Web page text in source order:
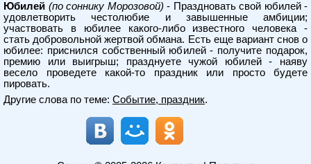
Юбилей (по соннику Морозовой) - Праздновать свой юбилей -
удовлетворить честолюбие и завышенные амбиции;
участвовать в юбилее какого-либо известного человека -
стать добровольной жертвой обмана. Есть еще вариант снов о
юбилее: приснился собственный юбилей - получите подарок,
премию или выигрыш; празднуете чужой юбилей - наяву
весело проведете какой-то праздник или просто будете
пировать.
Другие слова по теме: Событие, праздник.